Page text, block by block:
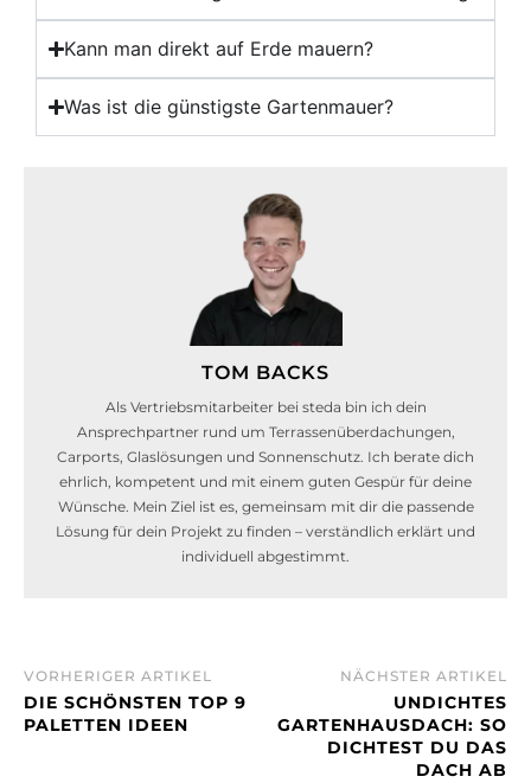
Kann man direkt auf Erde mauern?
Was ist die günstigste Gartenmauer?
TOM BACKS
Als Vertriebsmitarbeiter bei steda bin ich dein
Ansprechpartner rund um Terrassenüberdachungen,
Carports, Glaslösungen und Sonnenschutz. Ich berate dich
ehrlich, kompetent und mit einem guten Gespür für deine
Wünsche. Mein Ziel ist es, gemeinsam mit dir die passende
Lösung für dein Projekt zu finden – verständlich erklärt und
individuell abgestimmt.
VORHERIGER ARTIKEL
DIE SCHÖNSTEN TOP 9
PALETTEN IDEEN
NÄCHSTER ARTIKEL
UNDICHTES
GARTENHAUSDACH: SO
DICHTEST DU DAS
DACH AB